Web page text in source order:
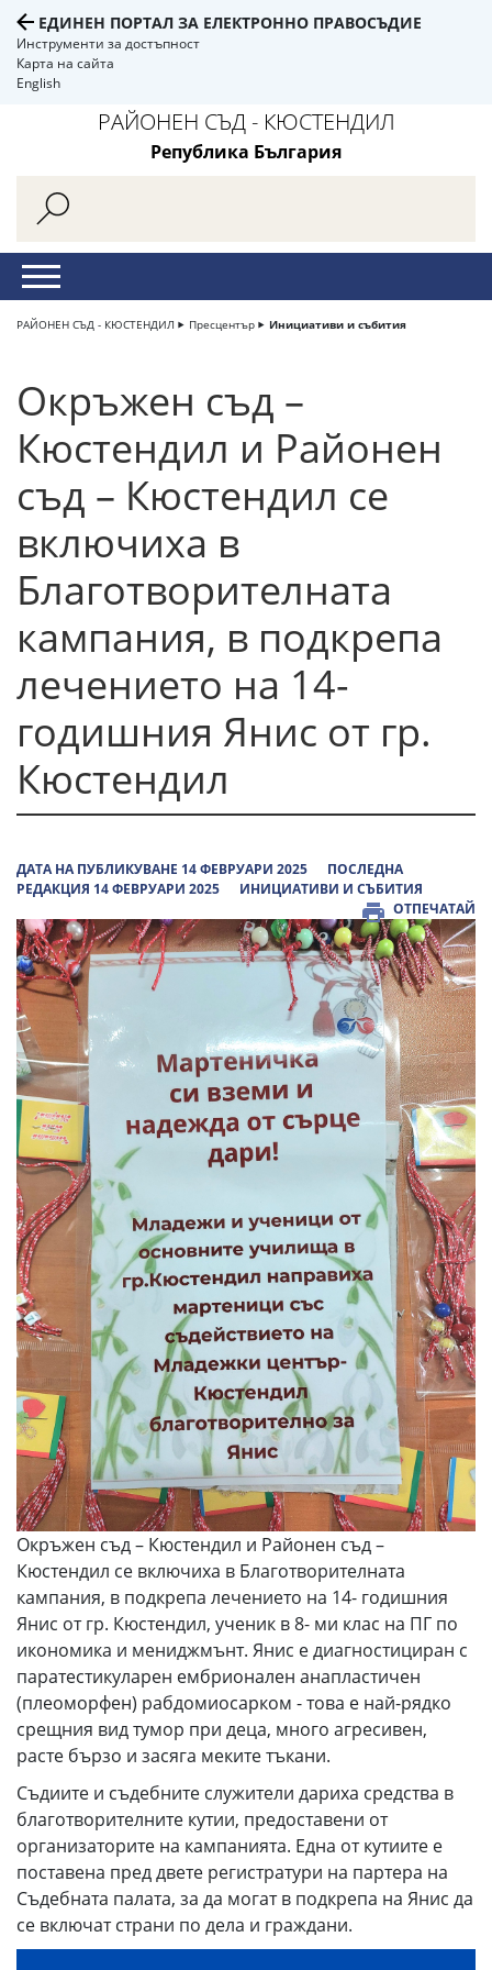
ЕДИНЕН ПОРТАЛ ЗА ЕЛЕКТРОННО ПРАВОСЪДИЕ
Инструменти за достъпност
Карта на сайта
English
РАЙОНЕН СЪД - КЮСТЕНДИЛ
Република България
РАЙОНЕН СЪД - КЮСТЕНДИЛ Пресцентър Инициативи и събития
Окръжен съд –
Кюстендил и Районен
съд – Кюстендил се
включиха в
Благотворителната
кампания, в подкрепа
лечението на 14-
годишния Янис от гр.
Кюстендил
ДАТА НА ПУБЛИКУВАНЕ 14 ФЕВРУАРИ 2025
ПОСЛЕДНА
РЕДАКЦИЯ 14 ФЕВРУАРИ 2025
ИНИЦИАТИВИ И СЪБИТИЯ
ОТПЕЧАТАЙ
Окръжен съд – Кюстендил и Районен съд –
Кюстендил се включиха в Благотворителната
кампания, в подкрепа лечението на 14- годишния
Янис от гр. Кюстендил, ученик в 8- ми клас на ПГ по
икономика и мениджмънт. Янис е диагностициран с
паратестикуларен ембрионален анапластичен
(плеоморфен) рабдомиосарком - това е най-рядко
срещния вид тумор при деца, много агресивен,
расте бързо и засяга меките тъкани.
Съдиите и съдебните служители дариха средства в
благотворителните кутии, предоставени от
организаторите на кампанията. Една от кутиите е
поставена пред двете регистратури на партера на
Съдебната палата, за да могат в подкрепа на Янис да
се включат страни по дела и граждани.